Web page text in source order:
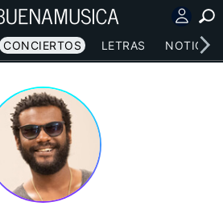
CONCIERTOS LETRAS NOTICIAS